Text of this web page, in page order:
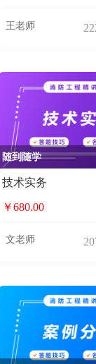
王老师
随到随学
技术实务
￥680.00
文老师